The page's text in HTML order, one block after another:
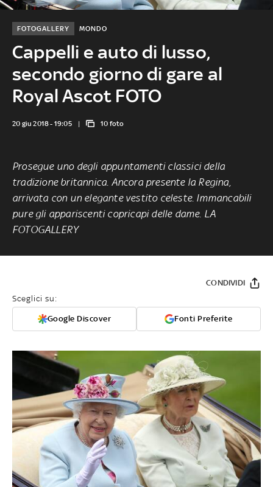
Cappelli e auto di lusso,
secondo giorno di gare al
Royal Ascot FOTO
MONDO
FOTOGALLERY
20 giu 2018 - 19:05 10 foto
Prosegue uno degli appuntamenti classici della
tradizione britannica. Ancora presente la Regina,
arrivata con un elegante vestito celeste. Immancabili
pure gli appariscenti copricapi delle dame. LA
FOTOGALLERY
Sceglici su:
Google Discover Fonti Preferite
CONDIVIDI